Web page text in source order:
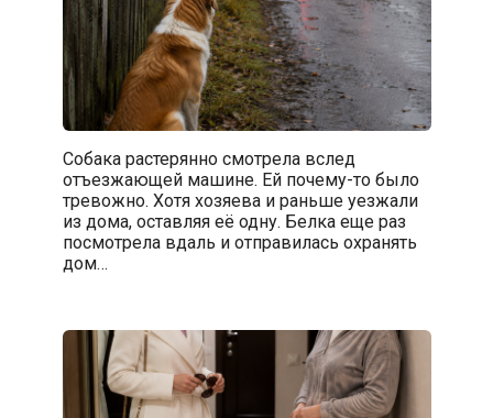
Собака растерянно смотрела вслед
отъезжающей машине. Ей почему-то было
тревожно. Хотя хозяева и раньше уезжали
из дома, оставляя её одну. Белка еще раз
посмотрела вдаль и отправилась охранять
дом…